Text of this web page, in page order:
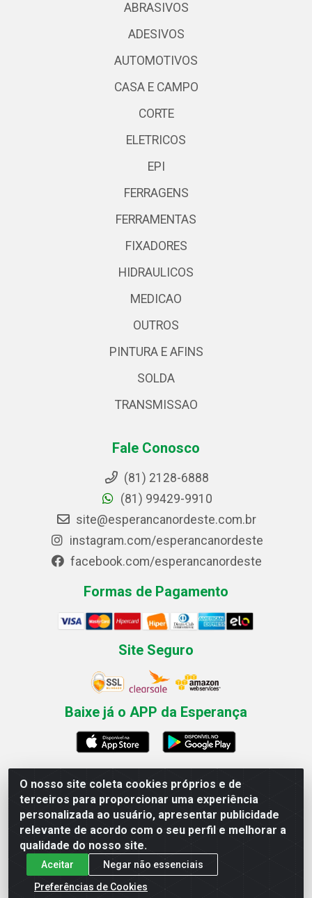
O nosso site coleta cookies próprios e de
terceiros para proporcionar uma experiência
personalizada ao usuário, apresentar publicidade
relevante de acordo com o seu perfil e melhorar a
qualidade do nosso site.
Aceitar
Negar não essenciais
Preferências de Cookies
ABRASIVOS
ADESIVOS
AUTOMOTIVOS
CASA E CAMPO
CORTE
ELETRICOS
EPI
FERRAGENS
FERRAMENTAS
FIXADORES
HIDRAULICOS
MEDICAO
OUTROS
PINTURA E AFINS
SOLDA
TRANSMISSAO
Fale Conosco
(81) 2128-6888
(81) 99429-9910
site@esperancanordeste.com.br
instagram.com/esperancanordeste
facebook.com/esperancanordeste
Formas de Pagamento
Site Seguro
Baixe já o APP da Esperança
Esperança Nordeste - Rua Professor Caldas Filho, 291 -
Estância - Recife / PE CEP: 50771-335 - CNPJ
03.666.136/0001-23